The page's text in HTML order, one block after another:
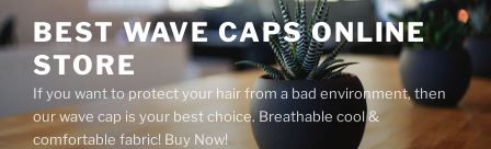
Saltar
al
contenido
BEST WAVE CAPS ONLINE
STORE
If you want to protect your hair from a bad environment, then
our wave cap is your best choice. Breathable cool &
comfortable fabric! Buy Now!